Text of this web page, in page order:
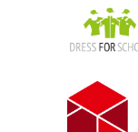
springen